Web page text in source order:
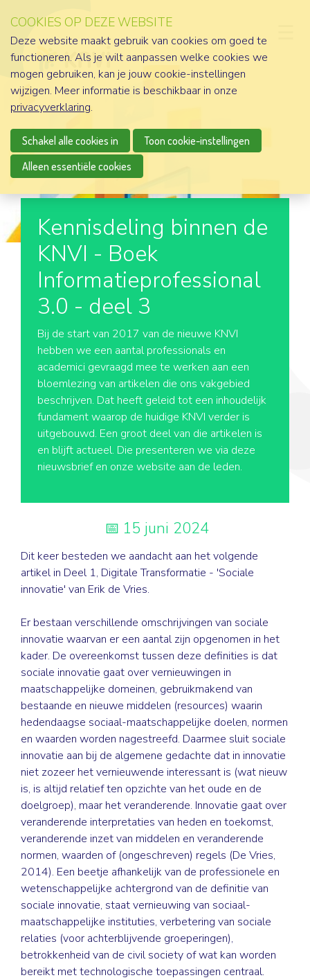
Kennisdeling binnen de
KNVI - Boek
Informatieprofessional
3.0 - deel 3
Bij de start van 2017 van de nieuwe KNVI
hebben we een aantal professionals en
academici gevraagd mee te werken aan een
bloemlezing van artikelen die ons vakgebied
beschrijven. Dat heeft geleid tot een inhoudelijk
fundament waarop de huidige KNVI verder is
uitgebouwd. Een groot deel van die artikelen is
en blijft actueel. Die presenteren we via deze
nieuwsbrief en onze website aan de leden.
15 juni 2024
Dit keer besteden we aandacht aan het volgende
artikel in Deel 1, Digitale Transformatie - 'Sociale
innovatie' van Erik de Vries.
Er bestaan verschillende omschrijvingen van sociale
innovatie waarvan er een aantal zijn opgenomen in het
kader. De overeenkomst tussen deze definities is dat
sociale innovatie gaat over vernieuwingen in
maatschappelijke domeinen, gebruikmakend van
bestaande en nieuwe middelen (resources) waarin
hedendaagse sociaal-maatschappelijke doelen, normen
en waarden worden nagestreefd. Daarmee sluit sociale
innovatie aan bij de algemene gedachte dat in innovatie
niet zozeer het vernieuwende interessant is (wat nieuw
is, is altijd relatief ten opzichte van het oude en de
doelgroep), maar het veranderende. Innovatie gaat over
veranderende interpretaties van heden en toekomst,
veranderende inzet van middelen en veranderende
normen, waarden of (ongeschreven) regels (De Vries,
2014). Een beetje afhankelijk van de professionele en
wetenschappelijke achtergrond van de definitie van
sociale innovatie, staat vernieuwing van sociaal-
maatschappelijke instituties, verbetering van sociale
relaties (voor achterblijvende groeperingen),
betrokkenheid van de civil society of wat kan worden
bereikt met technologische toepassingen centraal.
COOKIES OP DEZE WEBSITE
Deze website maakt gebruik van cookies om goed te
functioneren. Als je wilt aanpassen welke cookies we
mogen gebruiken, kan je jouw cookie-instellingen
wijzigen. Meer informatie is beschikbaar in onze
privacyverklaring.
Schakel alle cookies in
Toon cookie-instellingen
Alleen essentiële cookies